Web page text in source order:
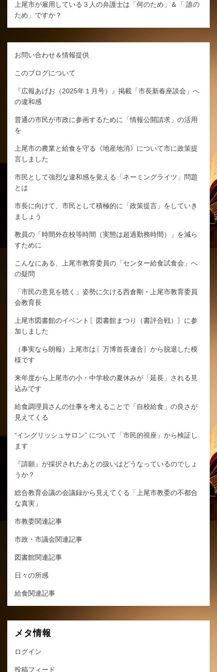
上尾市が雇用している３人の弁護士は「何のため」＆「 誰の
ため」ですか？
お問い合わせ＆情報提供
このブログについて
『広報あげお（2025年１月号）』掲載「市長新春座談会」へ
の違和感
普通の市民が市政に参画するために「情報公開請求」の活用
を
上尾市の農業と給食を守る《地産地消》について市に政策提
言しました
市民として強烈な違和感を覚える「ネーミングライツ」問題
とは
市長に向けて、市民として積極的に「政策提言」をしていき
ましょう
教員の「時間外在校等時間（実態は超過勤務時間）」を減ら
すために
こんなにある、上尾市教育委員の「センター給食試食会」へ
の疑問
「市民の意見を聴く」姿勢に欠ける西倉剛・上尾市教育委員
会教育長
上尾市図書館のイベント〖図書館まつり（書評合戦）〗に参
加しました
（事実なら朗報）上尾市は〖万博首長連合〗から脱退した模
様です
来年度から上尾市の小・中学校の夏休みが「延長」される見
込みです
給食調理員さんの仕事を考えることで「自校給食」の良さが
見えてくる
“イングリッシュサロン” について「市民的視座」から検証し
ます
『請願』が採択されたあとの扱いはどうなっているのでしょ
うか？
総合教育会議の会議録から見えてくる「上尾市教委の不都合
な真実」
市教委関連記事
市政・市議会関連記事
図書館関連記事
日々の所感
給食関連記事
メタ情報
ログイン
投稿フィード